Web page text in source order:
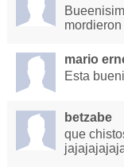
mario
Esta
betzabe
que